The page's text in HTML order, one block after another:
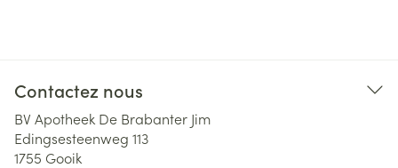
Contactez nous
BV Apotheek De Brabanter Jim
Edingsesteenweg 113
1755 Gooik